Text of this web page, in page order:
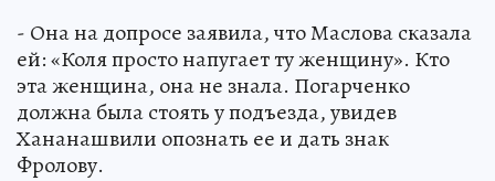
- Она на допросе заявила, что Маслова сказала
ей: «Коля просто напугает ту женщину». Кто
эта женщина, она не знала. Погарченко
должна была стоять у подъезда, увидев
Хананашвили опознать ее и дать знак
Фролову.